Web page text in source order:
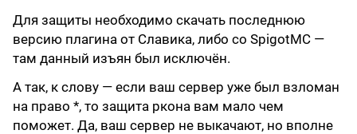
Для защиты необходимо скачать последнюю
версию плагина от Славика, либо со SpigotMC —
там данный изъян был исключён.
А так, к слову — если ваш сервер уже был взломан
на право *, то защита ркона вам мало чем
поможет. Да, ваш сервер не выкачают, но вполне